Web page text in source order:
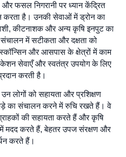
और फसल निगरानी पर ध्यान केंद्रित
करता है। उनकी सेवाओं में ड्रोन का
कीटनाशक और अन्य कृषि इनपुट का
में सटीकता और दक्षता को
और आसपास के क्षेत्रों में काम
सेवाएँ और स्वतंत्र उपयोग के लिए
करती है।
लोगों को सहायता और प्रशिक्षण
का संचालन करने में रुचि रखते हैं। वे
की सहायता करते हैं और कृषि
मदद करते हैं, बेहतर उपज संरक्षण और
करते हैं।